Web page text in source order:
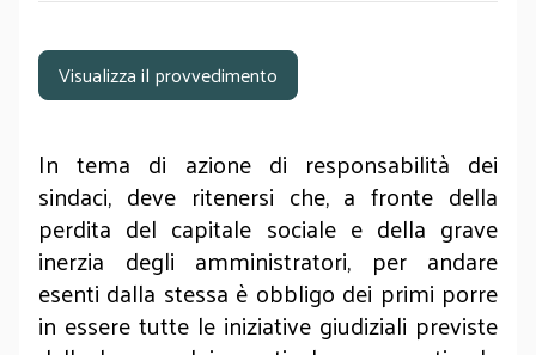
Visualizza il provvedimento
In tema di azione di responsabilità dei
sindaci, deve ritenersi che, a fronte della
perdita del capitale sociale e della grave
inerzia degli amministratori, per andare
esenti dalla stessa è obbligo dei primi porre
in essere tutte le iniziative giudiziali previste